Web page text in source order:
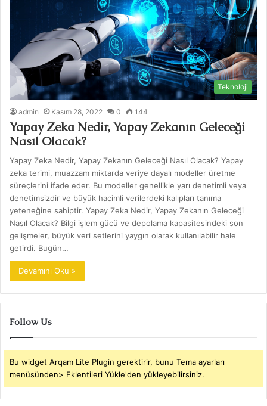
Teknoloji
admin Kasım 28, 2022 0 144
Yapay Zeka Nedir, Yapay Zekanın Geleceği
Nasıl Olacak?
Yapay Zeka Nedir, Yapay Zekanın Geleceği Nasıl Olacak? Yapay
zeka terimi, muazzam miktarda veriye dayalı modeller üretme
süreçlerini ifade eder. Bu modeller genellikle yarı denetimli veya
denetimsizdir ve büyük hacimli verilerdeki kalıpları tanıma
yeteneğine sahiptir. Yapay Zeka Nedir, Yapay Zekanın Geleceği
Nasıl Olacak? Bilgi işlem gücü ve depolama kapasitesindeki son
gelişmeler, büyük veri setlerini yaygın olarak kullanılabilir hale
getirdi. Bugün…
Devamını Oku »
Follow Us
Bu widget Arqam Lite Plugin gerektirir, bunu Tema ayarları
menüsünden> Eklentileri Yükle'den yükleyebilirsiniz.